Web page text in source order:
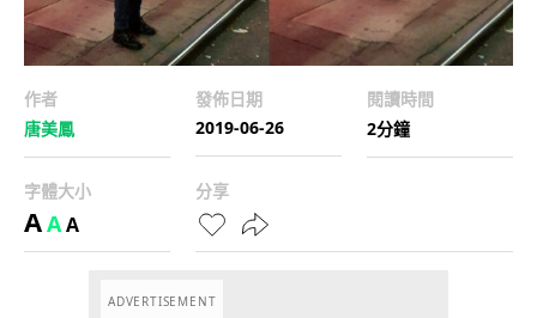
作者
唐美鳳
發佈日期
2019-06-26
閱讀時間
2分鐘
字體大小
AAA
分享
ADVERTISEMENT